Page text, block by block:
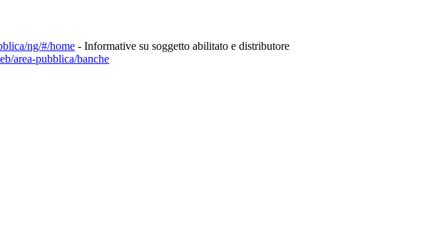
ng/#/home - Informative su soggetto abilitato e distributore
area-pubblica/banche